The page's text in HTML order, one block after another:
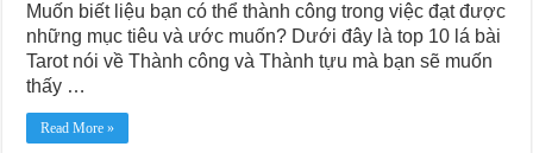
Muốn biết liệu bạn có thể thành công trong việc đạt được
những mục tiêu và ước muốn? Dưới đây là top 10 lá bài
Tarot nói về Thành công và Thành tựu mà bạn sẽ muốn
thấy …
Read More »